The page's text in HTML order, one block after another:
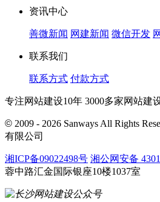
资讯中心
善微新闻 网建新闻 微信开发
联系我们
联系方式 付款方式
专注网站建设10年 3000多家网站建
© 2009 - 2026 Sanways All Rights
有限公司
湘ICP备09022498号 湘公网安备
蓉中路汇金国际银座10楼1037室